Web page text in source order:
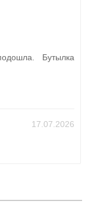
Бутылка
17.07.2026